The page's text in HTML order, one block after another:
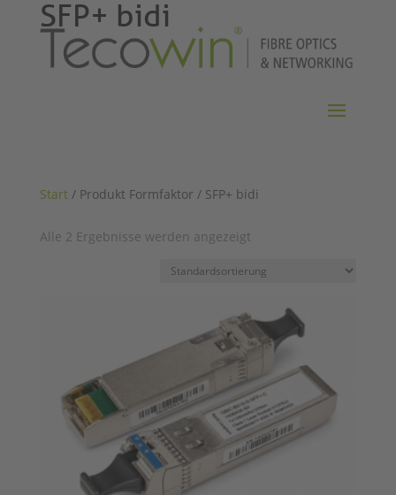
Start/ Produkt Formfaktor / SFP+ bidi
SFP+ bidi
Alle 2 Ergebnisse werden angezeigt